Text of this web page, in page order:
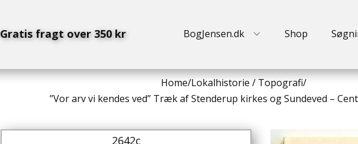
BogJensen.dk Shop
Gratis fragt over 350 kr
Home/Lokalhistorie / Topografi/
”Vor arv vi kendes ved” Træk af Stenderup kirkes og Sundeved –
2642c